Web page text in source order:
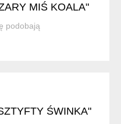
MIŚ KOALA"
podobają
ŚWINKA"